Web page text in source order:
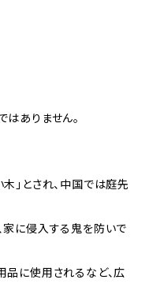
ありません。
」とされ、中国では庭先
家に侵入する鬼を防いで
品に使用されるなど、広